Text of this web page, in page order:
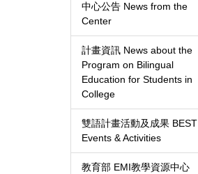
中心公告 News from the
Center
計畫資訊 News about the
Program on Bilingual
Education for Students in
College
雙語計畫活動及成果 BEST
Events & Activities
教育部 EMI教學資源中心